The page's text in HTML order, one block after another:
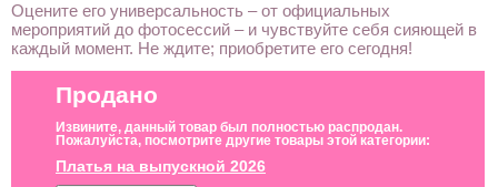
Оцените его универсальность – от официальных
мероприятий до фотосессий – и чувствуйте себя сияющей в
каждый момент. Не ждите; приобретите его сегодня!
Продано
Извините, данный товар был полностью распродан.
Пожалуйста, посмотрите другие товары этой категории:
Платья на выпускной 2026